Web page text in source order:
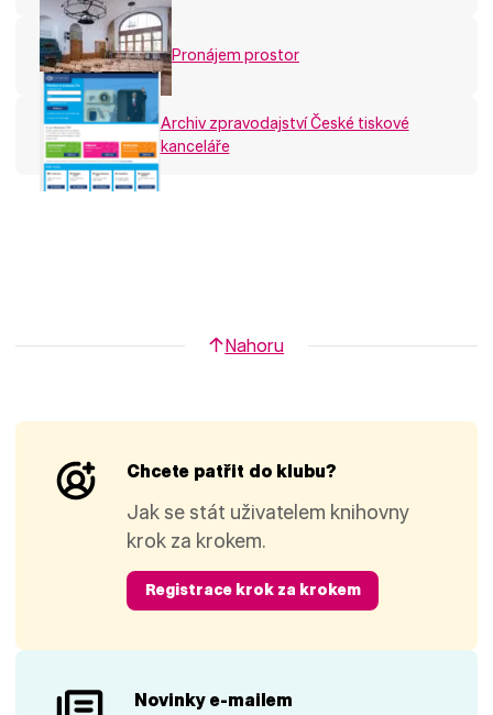
Pronájem prostor
Archiv zpravodajství České tiskové
kanceláře
Nahoru
Chcete patřit do klubu?
Jak se stát uživatelem knihovny
krok za krokem.
Registrace krok za krokem
Novinky e-mailem